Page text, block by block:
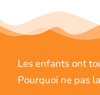
Les enfants ont
Pourquoi ne pas